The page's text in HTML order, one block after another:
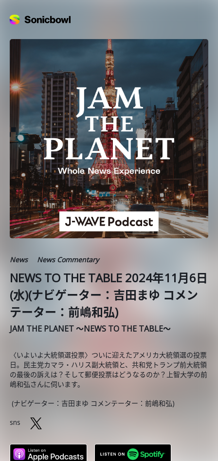
News News Commentary
NEWS TO THE TABLE 2024年11月6日
(水)(ナビゲーター：吉田まゆ コメン
テーター：前嶋和弘)
JAM THE PLANET ～NEWS TO THE TABLE～
〈いよいよ大統領選投票〉ついに迎えたアメリカ大統領選の投票
日。民主党カマラ・ハリス副大統領と、共和党トランプ前大統領
の最後の訴えは？そして郵便投票はどうなるのか？上智大学の前
嶋和弘さんに伺います。
(ナビゲーター：吉田まゆ コメンテーター：前嶋和弘)
sns